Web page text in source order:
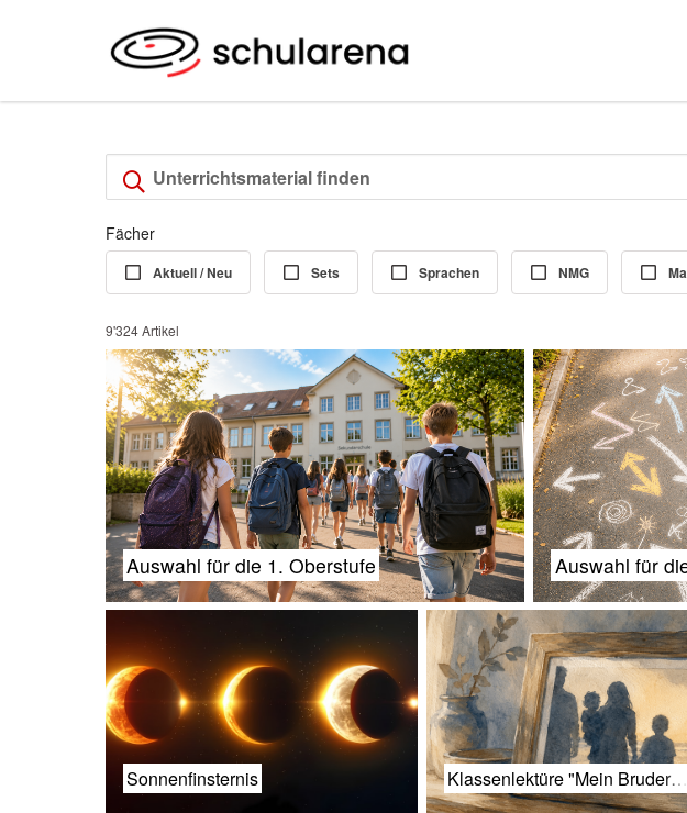
Fächer
Aktuell / Neu Sets Sprachen NMG
9'324 Artikel
Auswahl für die 1. Oberstufe Auswahl für
Sonnenfinsternis Klassenlektüre "Mein Bruder…